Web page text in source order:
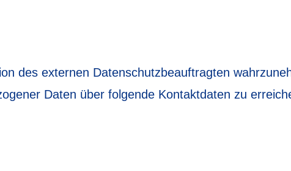
des externen Datenschutzbeauftragten
Daten über folgende Kontaktdaten zu